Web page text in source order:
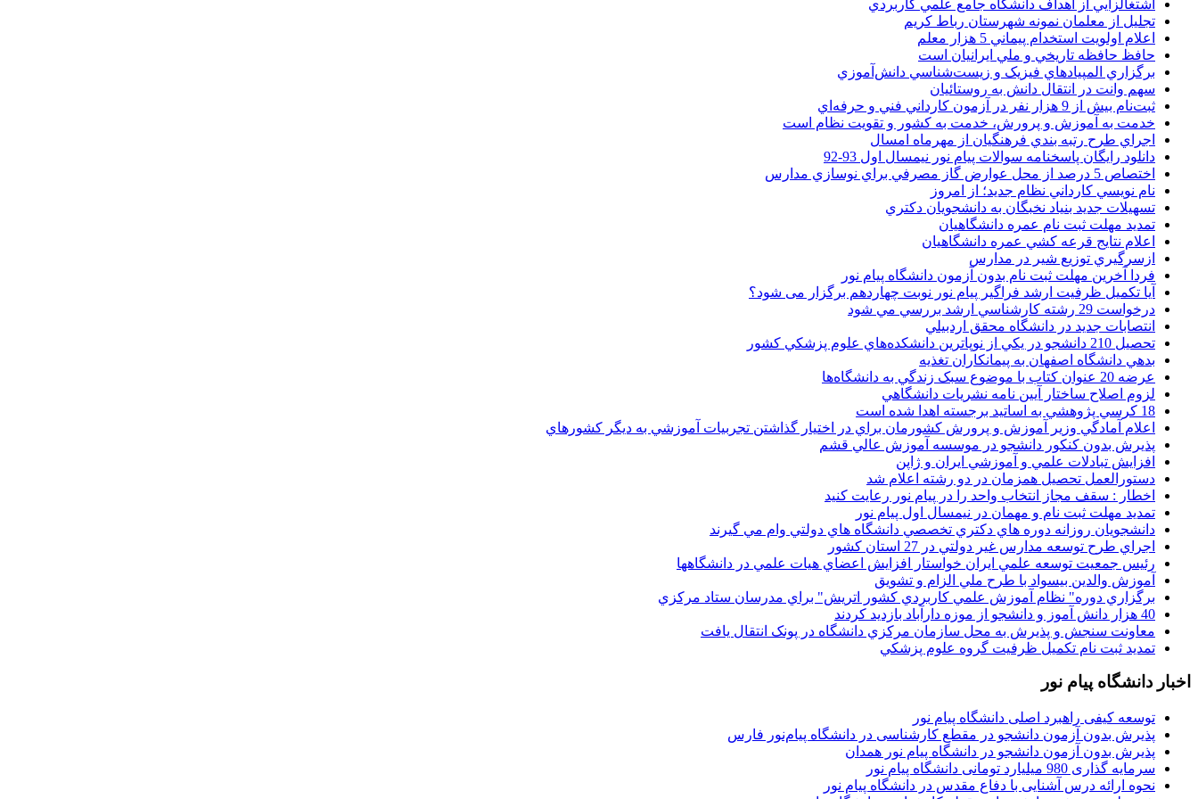
اشتغالزايي از اهداف دانشگاه جامع علمي کاربردي
تجليل از معلمان نمونه شهرستان رباط کريم
اعلام اولويت استخدام پيماني 5 هزار معلم
حافظ حافظه تاريخي و ملي ايرانيان است
برگزاري المپيادهاي فيزيک و زيست‌شناسي دانش‌آموزي
سهم وانت در انتقال دانش به روستائيان
ثبت‌نام بيش از 9 هزار نفر در آزمون کارداني فني و حرفه‌اي
خدمت به آموزش و پرورش، خدمت به کشور و تقويت نظام است
اجراي طرح رتبه بندي فرهنگيان از مهرماه امسال
دانلود رایگان پاسخنامه سوالات پیام نور نیمسال اول 93-92
اختصاص 5 درصد از محل عوارض گاز مصرفي براي نوسازي مدارس
نام نويسي کارداني نظام جديد؛ از امروز
تسهيلات جديد بنياد نخبگان به دانشجويان دکتري
تمديد مهلت ثبت نام عمره دانشگاهيان
اعلام نتايج قرعه کشي عمره دانشگاهيان
ازسرگيري توزيع شير در مدارس
فردا آخرین مهلت ثبت نام بدون آزمون دانشگاه پیام نور
آیا تکمیل ظرفیت ارشد فراگیر پیام نور نوبت چهاردهم برگزار می شود؟
درخواست 29 رشته کارشناسي ارشد بررسي مي شود
انتصابات جديد در دانشگاه محقق اردبيلي
تحصيل 210 دانشجو در يکي از نوپاترين دانشکده‌هاي علوم پزشکي کشور
بدهي دانشگاه اصفهان به پيمانکاران تغذيه
عرضه 20 عنوان کتاب با موضوع سبک زندگي به دانشگاه‌ها
لزوم اصلاح ساختار آيين نامه نشريات دانشگاهي
18 کرسي پژوهشي به اساتيد برجسته اهدا شده است
اعلام آمادگي وزير آموزش و پرورش کشورمان براي در اختيار گذاشتن تجربيات آموزشي به ديگر کشورهاي
پذيرش بدون کنکور دانشجو در موسسه آموزش عالي قشم
افزايش تبادلات علمي و آموزشي ايران و ژاپن
دستورالعمل تحصیل همزمان در دو رشته اعلام شد
اخطار : سقف مجاز انتخاب واحد را در پیام نور رعایت کنید
تمدید مهلت ثبت نام و مهمان در نیمسال اول پیام نور
دانشجويان روزانه دوره هاي دكتري تخصصي دانشگاه هاي دولتي وام مي گيرند
اجراي طرح توسعه مدارس غير دولتي در 27 استان کشور
رئيس جمعيت توسعه علمي ايران خواستار افزايش اعضاي هيات علمي در دانشگاهها
آموزش والدين بيسواد با طرح ملي الزام و تشويق
برگزاري دوره" نظام آموزش علمي كاربردي كشور اتريش" براي مدرسان ستاد مرکزي
40 هزار دانش آموز و دانشجو از موزه دارآباد بازديد کردند
معاونت سنجش و پذيرش به محل سازمان مرکزي دانشگاه در پونک انتقال يافت
تمديد ثبت نام تکميل ظرفيت گروه علوم پزشکي
اخبار دانشگاه پیام نور
توسعه کیفی راهبرد اصلی دانشگاه پیام نور
پذیرش بدون آزمون دانشجو در مقطع کارشناسی در دانشگاه پیام‌نور فارس
پذیرش بدون آزمون دانشجو در دانشگاه پیام نور همدان
سرمایه گذاری 980 میلیارد تومانی دانشگاه پیام نور
نحوه ارائه درس آشنایی با دفاع مقدس در دانشگاه پیام نور